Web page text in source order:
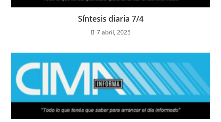
Síntesis diaria 7/4
7 abril, 2025